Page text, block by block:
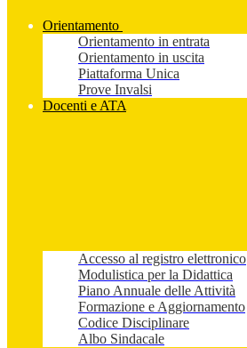
Orientamento
Orientamento in entrata
Orientamento in uscita
Piattaforma Unica
Prove Invalsi
Docenti e ATA
Accesso al registro elettronico
Modulistica per la Didattica
Piano Annuale delle Attività
Formazione e Aggiornamento
Codice Disciplinare
Albo Sindacale